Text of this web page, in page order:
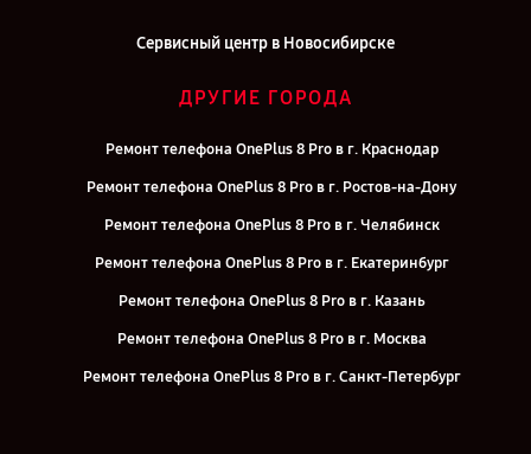
Сервисный центр в Новосибирске
ДРУГИЕ ГОРОДА
Ремонт телефона OnePlus 8 Pro в г. Краснодар
Ремонт телефона OnePlus 8 Pro в г. Ростов-на-Дону
Ремонт телефона OnePlus 8 Pro в г. Челябинск
Ремонт телефона OnePlus 8 Pro в г. Екатеринбург
Ремонт телефона OnePlus 8 Pro в г. Казань
Ремонт телефона OnePlus 8 Pro в г. Москва
Ремонт телефона OnePlus 8 Pro в г. Санкт-Петербург